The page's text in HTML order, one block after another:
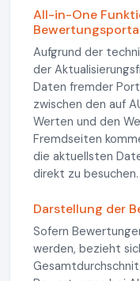
All-in-One
Aufgrund der
der
Daten fremder
zwischen den auf
Werten und den
Fremdseiten
die aktuellsten
direkt zu besuchen.
Darstellung der
Sofern
werden, bezieht